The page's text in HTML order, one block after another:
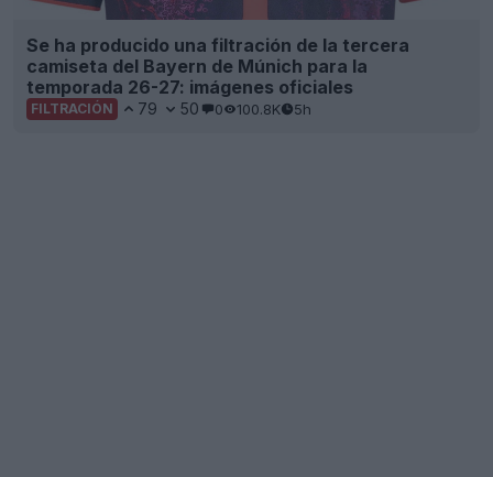
Se ha producido una filtración de la tercera
camiseta del Bayern de Múnich para la
temporada 26-27: imágenes oficiales
FILTRACIÓN 79 50 0 100.8K 5h